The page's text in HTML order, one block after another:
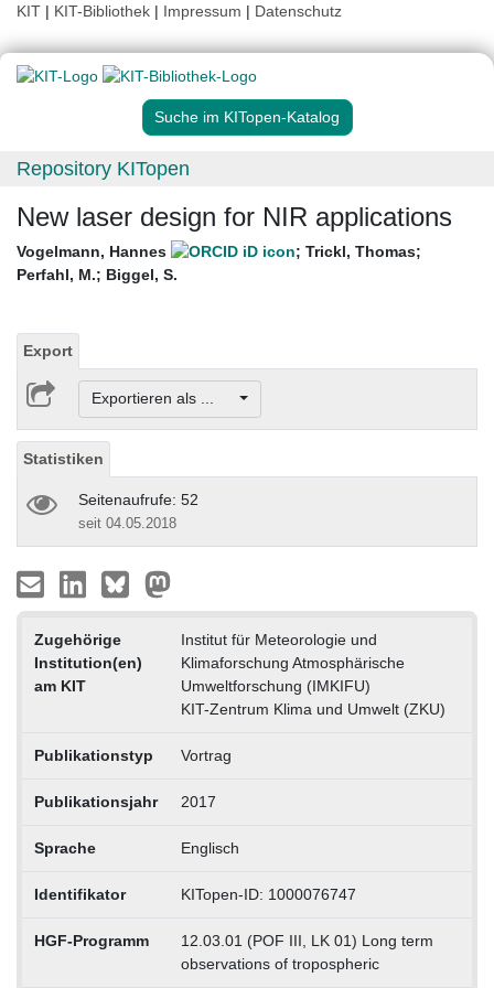
KIT | KIT-Bibliothek | Impressum | Datenschutz
Suche im KITopen-Katalog
Repository KITopen
New laser design for NIR applications
Vogelmann, Hannes ; Trickl, Thomas;
Perfahl, M.; Biggel, S.
Export
Exportieren als ...
Statistiken
Seitenaufrufe: 52
seit 04.05.2018
Zugehörige
Institution(en)
am KIT
Institut für Meteorologie und
Klimaforschung Atmosphärische
Umweltforschung (IMKIFU)
KIT-Zentrum Klima und Umwelt (ZKU)
Publikationstyp Vortrag
Publikationsjahr 2017
Sprache Englisch
Identifikator KITopen-ID: 1000076747
HGF-Programm
12.03.01 (POF III, LK 01) Long term
observations of tropospheric